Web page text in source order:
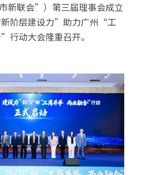
解决方案
解决方案
解决方案
能化解决方案
化解决方案
解决方案
解决方案
新联会”）第三届理事会成立
阶层建设力”助力广州“工
行动大会隆重召开。